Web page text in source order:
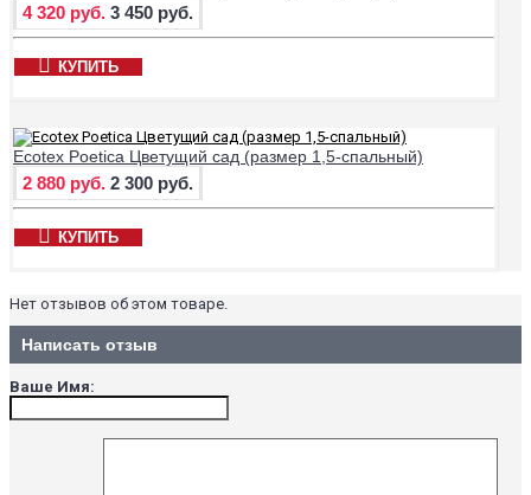
4 320 руб. 3 450 руб.
КУПИТЬ
Ecotex Poetica Цветущий сад (размер 1,5-спальный)
2 880 руб. 2 300 руб.
КУПИТЬ
Нет отзывов об этом товаре.
Написать отзыв
Ваше Имя: